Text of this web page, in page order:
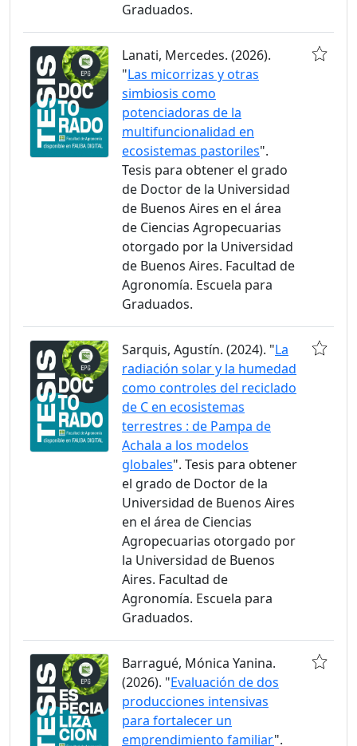
Graduados.
Lanati, Mercedes. (2026).
"Las micorrizas y otras
simbiosis como
potenciadoras de la
multifuncionalidad en
ecosistemas pastoriles".
Tesis para obtener el grado
de Doctor de la Universidad
de Buenos Aires en el área
de Ciencias Agropecuarias
otorgado por la Universidad
de Buenos Aires. Facultad de
Agronomía. Escuela para
Graduados.
Sarquis, Agustín. (2024). "La
radiación solar y la humedad
como controles del reciclado
de C en ecosistemas
terrestres : de Pampa de
Achala a los modelos
globales". Tesis para obtener
el grado de Doctor de la
Universidad de Buenos Aires
en el área de Ciencias
Agropecuarias otorgado por
la Universidad de Buenos
Aires. Facultad de
Agronomía. Escuela para
Graduados.
Barragué, Mónica Yanina.
(2026). "Evaluación de dos
producciones intensivas
para fortalecer un
emprendimiento familiar".